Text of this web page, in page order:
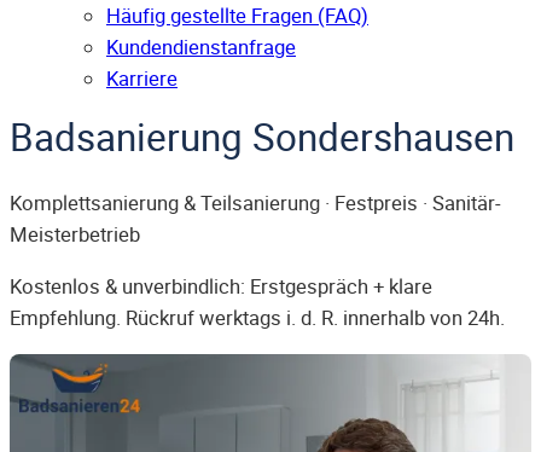
Häufig gestellte Fragen (FAQ)
Kunden­dienst­anfrage
Karriere
Badsanierung Sondershausen
Komplettsanierung & Teilsanierung · Festpreis · Sanitär-
Meisterbetrieb
Kostenlos & unverbindlich: Erstgespräch + klare
Empfehlung. Rückruf werktags i. d. R. innerhalb von 24h.